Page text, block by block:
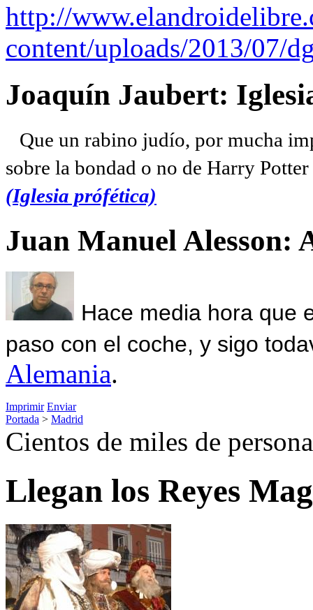
http://
content/uploads/2013/07/
Joaquín Jaubert:
Que un rabino judío, por mucha
sobre la bondad o no de Harry
(Iglesia prófética)
Juan Manuel Alesson:
Hace media hora que
paso con el coche, y sigo
Alemania.
Imprimir Enviar
Portada > Madrid
Cientos de miles de
Llegan los Reyes